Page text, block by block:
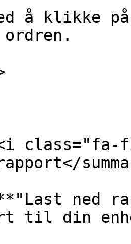
å klikke
ordren.
ned
til din